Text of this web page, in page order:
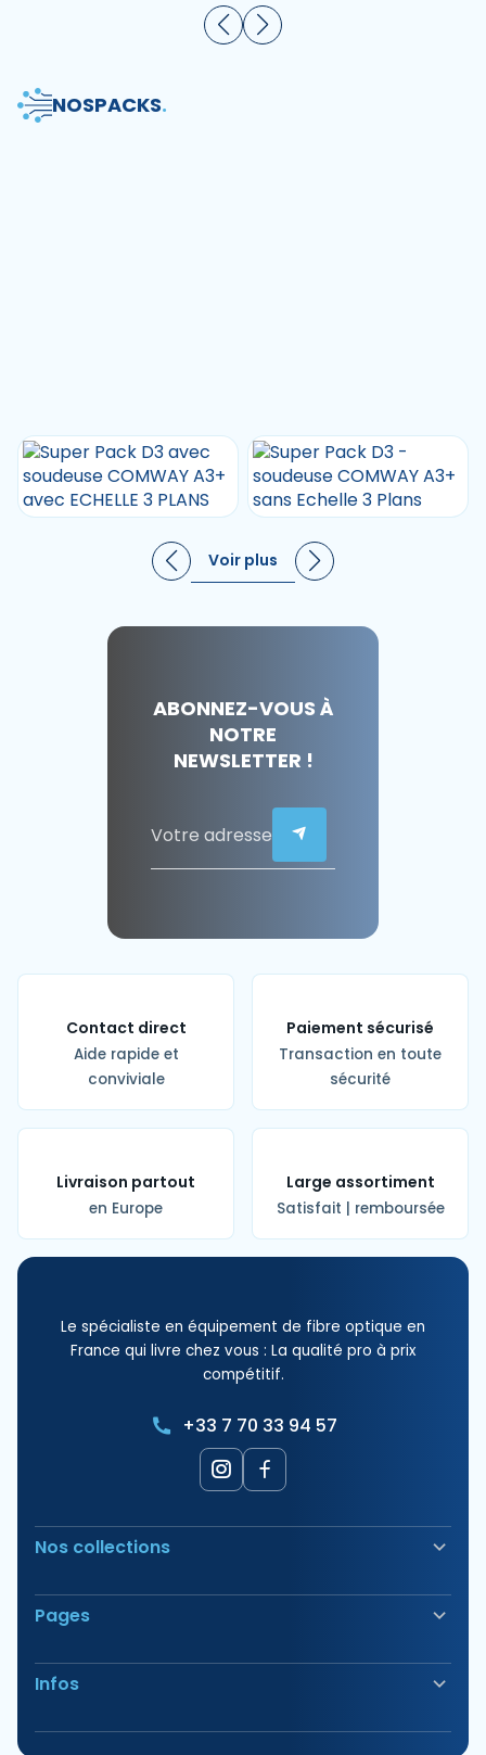
NOSPACKS.
Voir plus
ABONNEZ-VOUS À
NOTRE
NEWSLETTER !
Contact direct
Aide rapide et
conviviale
Paiement sécurisé
Transaction en toute
sécurité
Livraison partout
en Europe
Large assortiment
Satisfait | remboursée
Le spécialiste en équipement de fibre optique en
France qui livre chez vous : La qualité pro à prix
compétitif.
+33 7 70 33 94 57
Nos collections
Soudeuse Fibre Optique
Sécurité & Balisage
Outillage
Tirage & Aiguillage
Pages
Nos Produits
Nos Offres
Avis
Infos
Vous avez des questions?